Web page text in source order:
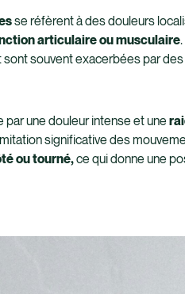
se réfèrent à des douleurs
articulaire ou musculaire
souvent exacerbées par des
par une douleur intense et une
significative des
ou tourné,ce qui donne une